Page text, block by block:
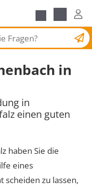
Scheidungsantrag
in
in
einen guten
haben Sie die
eines
scheiden zu lassen,